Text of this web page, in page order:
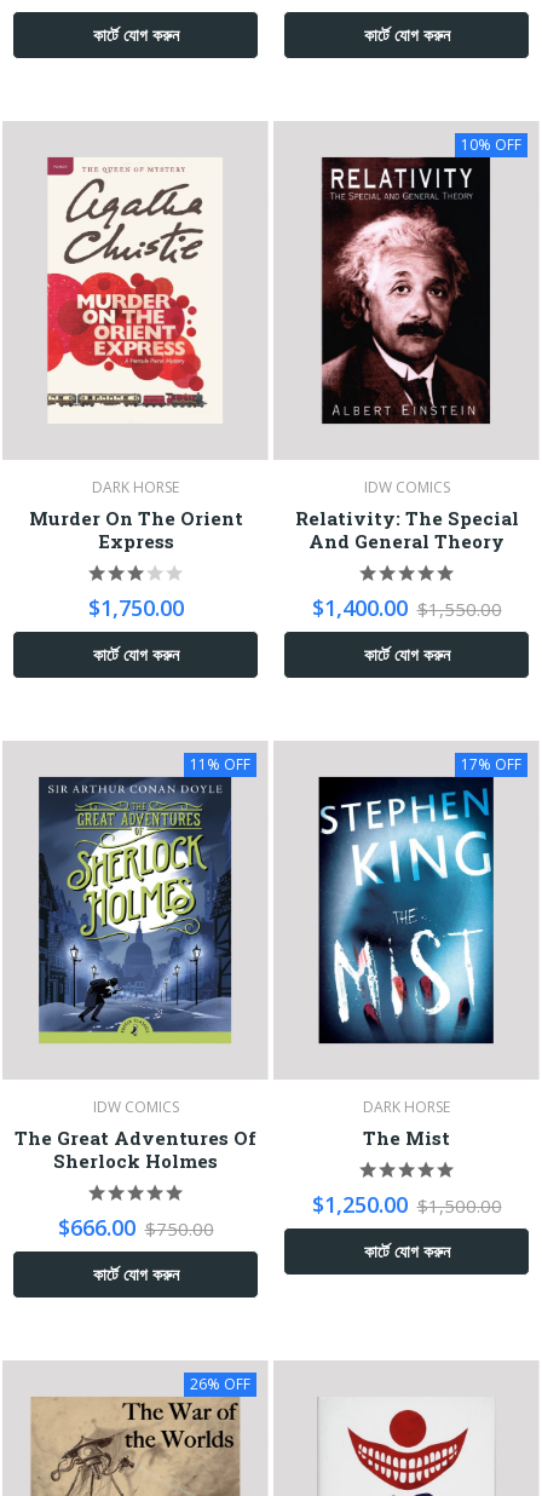
কার্টে যোগ করুন কার্টে যোগ করুন
DARK HORSE
Murder On The Orient
Express
$1,750.00
কার্টে যোগ করুন
10% OFF
IDW COMICS
Relativity: The Special
And General Theory
$1,400.00 $1,550.00
কার্টে যোগ করুন
11% OFF
IDW COMICS
The Great Adventures Of
Sherlock Holmes
$666.00 $750.00
কার্টে যোগ করুন
17% OFF
DARK HORSE
The Mist
$1,250.00 $1,500.00
কার্টে যোগ করুন
26% OFF